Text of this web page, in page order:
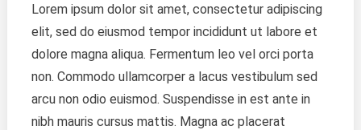
Fashion
Industry
Lorem ipsum dolor sit amet, consectetur adipiscing
elit, sed do eiusmod tempor incididunt ut labore et
dolore magna aliqua. Fermentum leo vel orci porta
non. Commodo ullamcorper a lacus vestibulum sed
arcu non odio euismod. Suspendisse in est ante in
nibh mauris cursus mattis. Magna ac placerat